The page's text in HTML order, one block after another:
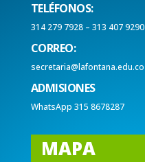
TELÉFONOS:
314 279 7928 – 313 407 9290
CORREO:
secretaria@lafontana.edu.co
ADMISIONES
WhatsApp 315 8678287
MAPA